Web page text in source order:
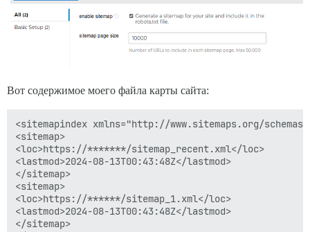
Вот содержимое моего файла карты сайта:
<sitemapindex xmlns="http://www.sitemaps.org/
<sitemap>
<loc>https://*******/sitemap_recent.xml</loc>
<lastmod>2024-08-13T00:43:48Z</lastmod>
</sitemap>
<sitemap>
<loc>https://******/sitemap_1.xml</loc>
<lastmod>2024-08-13T00:43:48Z</lastmod>
</sitemap>